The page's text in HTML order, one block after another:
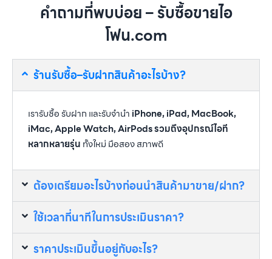
คำถามที่พบบ่อย – รับซื้อขายไอ
โฟน.com
ร้านรับซื้อ–รับฝากสินค้าอะไรบ้าง?
เรารับซื้อ รับฝาก และรับจำนำ iPhone, iPad, MacBook,
iMac, Apple Watch, AirPods รวมถึงอุปกรณ์ไอที
หลากหลายรุ่น ทั้งใหม่ มือสอง สภาพดี
ต้องเตรียมอะไรบ้างก่อนนำสินค้ามาขาย/ฝาก?
ใช้เวลากี่นาทีในการประเมินราคา?
ราคาประเมินขึ้นอยู่กับอะไร?